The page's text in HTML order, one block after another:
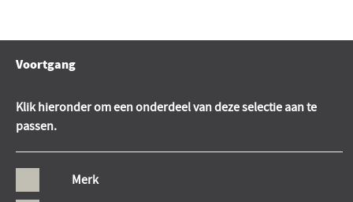
Voortgang
Klik hieronder om een onderdeel van deze selectie aan te
passen.
Merk